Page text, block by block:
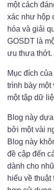
một cách
xác như hộp
hóa và giải
GOSDT là
ưu thưa thớt.
Mục đích
trình bày một
một tập dữ
Blog này
bởi một vài
Blog này
đề cập đến
dành cho
hiểu về